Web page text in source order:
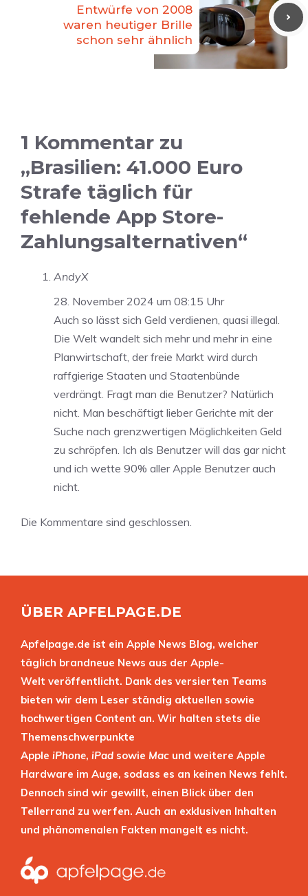
Entwürfe von 2008
waren heutiger Brille
schon sehr ähnlich
1 Kommentar zu
„Brasilien: 41.000 Euro
Strafe täglich für
fehlende App Store-
Zahlungsalternativen“
AndyX
28. November 2024 um 08:15 Uhr
Auch so lässt sich Geld verdienen, quasi illegal.
Die Welt wandelt sich mehr und mehr in eine
Planwirtschaft, der freie Markt wird durch
raffgierige Staaten und Staatenbünde
verdrängt. Fragt man die Benutzer? Natürlich
nicht. Man beschäftigt lieber Gerichte mit der
Suche nach grenzwertigen Möglichkeiten Geld
zu schröpfen. Ich als Benutzer will das gar nicht
und ich wette 90% aller Apple Benutzer auch
nicht.
Die Kommentare sind geschlossen.
ÜBER APFELPAGE.DE
Apfelpage.de ist ein Apple News Blog, welcher
täglich brandneue News aus der Apple-
Welt veröffentlicht. Dank des versierten Teams
bieten wir dem Leser ständig aktuellen sowie
hochwertigen Content an. Wir halten stets die
Themenschwerpunkte
Apple iPhone, iPad sowie Mac und weitere Apple
Hardware im Auge, sodass es an keinen News fehlt.
Dennoch sind wir gewillt, einen Blick über den
Tellerrand zu werfen. Auch an exklusiven Inhalten
und phänomenalen Fakten mangelt es nicht.